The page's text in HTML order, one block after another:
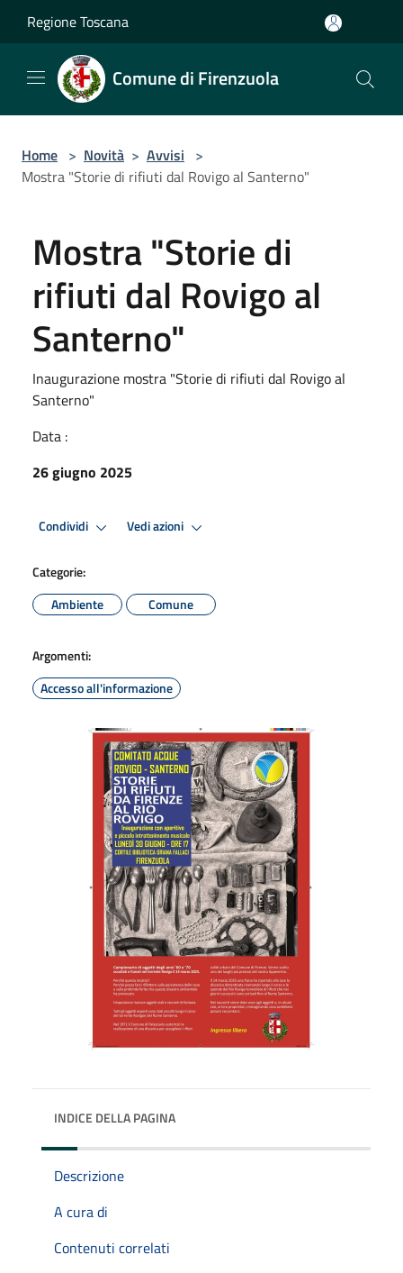
Regione Toscana
Comune di Firenzuola
Home > Novità > Avvisi >
Mostra "Storie di rifiuti dal Rovigo al Santerno"
Mostra "Storie di
rifiuti dal Rovigo al
Santerno"
Inaugurazione mostra "Storie di rifiuti dal Rovigo al
Santerno"
Data :
26 giugno 2025
Condividi Vedi azioni
Categorie:
Ambiente
Comune
Argomenti:
Accesso all'informazione
INDICE DELLA PAGINA
Descrizione
A cura di
Contenuti correlati